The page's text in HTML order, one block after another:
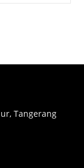
Tangerang